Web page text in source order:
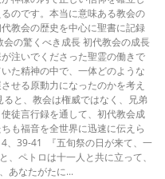
のです。本当に意味ある教会の
教会の歴史を中心に聖書に記録
の驚くべき成長 初代教会の成長
注いでくださった聖霊の働きで
た精神の中で、一体どのような
せる原動力になったのかを考え
と、教会は権威ではなく、兄弟
徒言行録を通して、初代教会成
も福音を全世界に迅速に伝えら
、39-41 『五旬祭の日が来て、一
ペトロは十一人と共に立って、
あなたがたに...